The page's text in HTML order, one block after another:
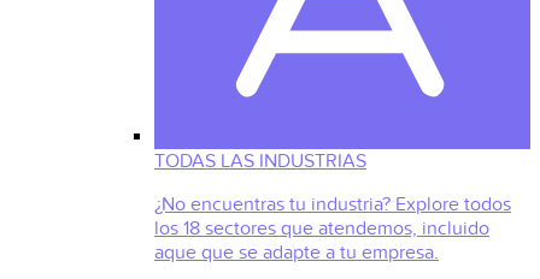
TODAS LAS INDUSTRIAS
¿No encuentras tu industria? Explore todos
los 18 sectores que atendemos, incluido
aque que se adapte a tu empresa.